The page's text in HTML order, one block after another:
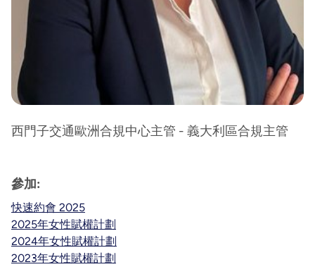
西門子交通歐洲合規中心主管 - 義大利區合規主管
參加:
快速約會 2025
2025年女性賦權計劃
2024年女性賦權計劃
2023年女性賦權計劃